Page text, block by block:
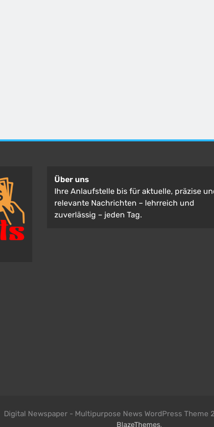
Über uns
Ihre Anlaufstelle bis für aktuelle, präzise
relevante Nachrichten – lehrreich und
zuverlässig – jeden Tag.
Digital Newspaper - Multipurpose News WordPress Theme
BlazeThemes.